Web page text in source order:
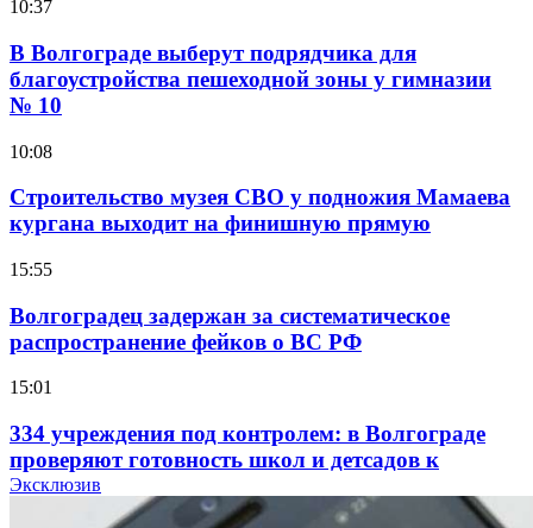
10:37
В Волгограде выберут подрядчика для
благоустройства пешеходной зоны у гимназии
№ 10
10:08
Строительство музея СВО у подножия Мамаева
кургана выходит на финишную прямую
15:55
Волгоградец задержан за систематическое
распространение фейков о ВС РФ
15:01
334 учреждения под контролем: в Волгограде
проверяют готовность школ и детсадов к
учебному году
Эксклюзив